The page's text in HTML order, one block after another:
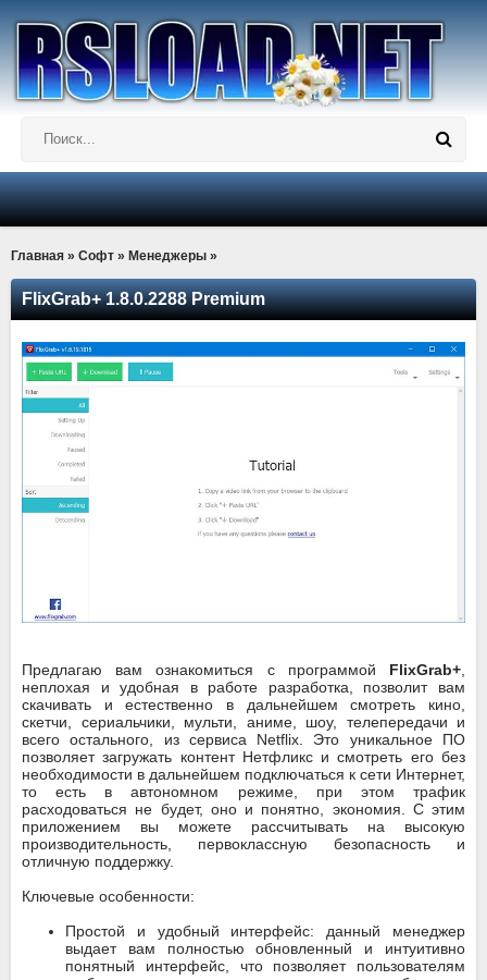
Главная » Софт » Менеджеры »
FlixGrab+ 1.8.0.2288 Premium
Предлагаю вам ознакомиться с программой FlixGrab+
неплохая и удобная в работе разработка, позволит вам
скачивать и естественно в дальнейшем смотреть кино,
скетчи, сериальчики, мульти, аниме, шоу, телепередачи и
всего остального, из сервиса Netflix. Это уникальное ПО
позволяет загружать контент Нетфликс и смотреть его без
необходимости в дальнейшем подключаться к сети Интернет,
то есть в автономном режиме, при этом трафик
расходоваться не будет, оно и понятно, экономия. С этим
приложением вы можете рассчитывать на высокую
производительность, первоклассную безопасность и
отличную поддержку.
Ключевые особенности:
Простой и удобный интерфейс: данный менеджер
выдает вам полностью обновленный и интуитивно
понятный интерфейс, что позволяет пользователям